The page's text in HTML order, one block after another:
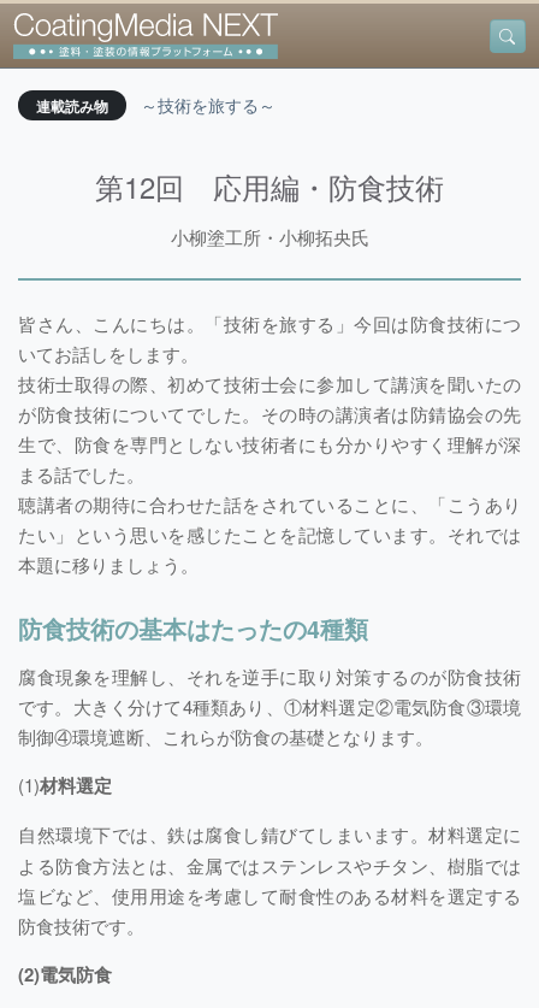
連載読み物 ～技術を旅する～
第12回 応用編・防食技術
小柳塗工所・小柳拓央氏
皆さん、こんにちは。「技術を旅する」今回は防食技術につ
いてお話しをします。
技術士取得の際、初めて技術士会に参加して講演を聞いたの
が防食技術についてでした。その時の講演者は防錆協会の先
生で、防食を専門としない技術者にも分かりやすく理解が深
まる話でした。
聴講者の期待に合わせた話をされていることに、「こうあり
たい」という思いを感じたことを記憶しています。それでは
本題に移りましょう。
防食技術の基本はたったの4種類
腐食現象を理解し、それを逆手に取り対策するのが防食技術
です。大きく分けて4種類あり、①材料選定②電気防食③環境
制御④環境遮断、これらが防食の基礎となります。
(1)材料選定
自然環境下では、鉄は腐食し錆びてしまいます。材料選定に
よる防食方法とは、金属ではステンレスやチタン、樹脂では
塩ビなど、使用用途を考慮して耐食性のある材料を選定する
防食技術です。
(2)電気防食